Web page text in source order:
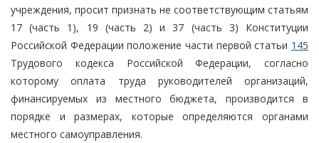
учреждения, просит признать не соответствующим статьям
17 (часть 1), 19 (часть 2) и 37 (часть 3) Конституции
Российской Федерации положение части первой статьи 145
Трудового кодекса Российской Федерации, согласно
которому оплата труда руководителей организаций,
финансируемых из местного бюджета, производится в
порядке и размерах, которые определяются органами
местного самоуправления.